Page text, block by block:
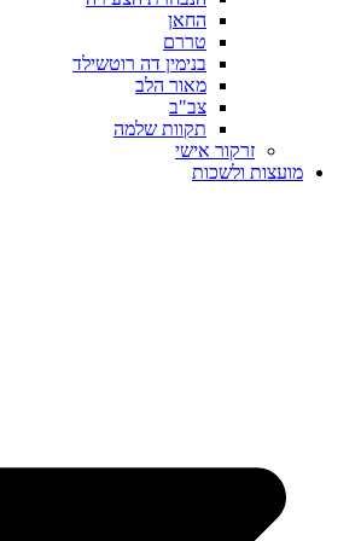
החאן
טררם
בנימין דה רוטשילד
מאור הלב
צב"ב
תקוות שלמה
זרקור אישי
מועצות ולשכות